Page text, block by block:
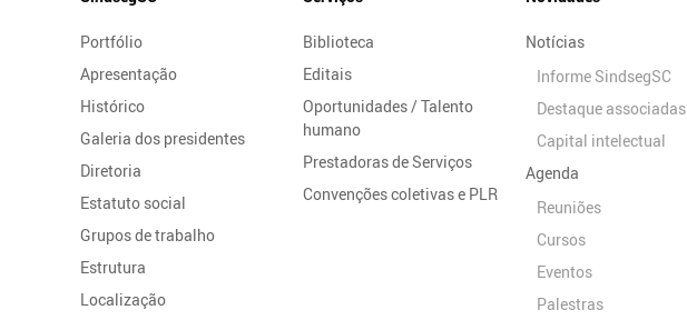
Site
Portfólio
Apresentação
Histórico
Galeria dos presidentes
Diretoria
Estatuto social
Grupos de trabalho
Estrutura
Localização
Biblioteca
Editais
Oportunidades / Talento
humano
Prestadoras de Serviços
Convenções coletivas e PLR
Notícias
Informe SindsegSC
Destaque associadas
Capital intelectual
Agenda
Reuniões
Cursos
Eventos
Palestras